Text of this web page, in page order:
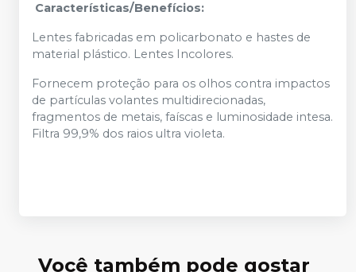
Características/Benefícios:
Lentes fabricadas em policarbonato e hastes de
material plástico. Lentes Incolores.
Fornecem proteção para os olhos contra impactos
de partículas volantes multidirecionadas,
fragmentos de metais, faíscas e luminosidade intesa.
Filtra 99,9% dos raios ultra violeta.
Você também pode gostar